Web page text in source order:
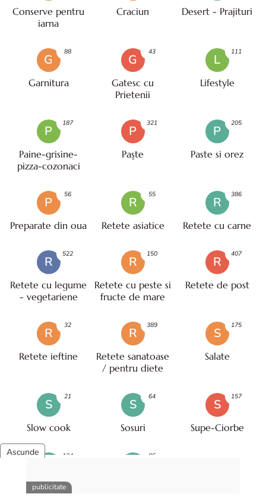
Conserve pentru
iarna
Craciun Desert - Prajituri
G
Garnitura
88
G
Gatesc cu
Prietenii
43
L
Lifestyle
111
P
Paine-grisine-
pizza-cozonaci
187
P
Paşte
321
P
Paste si orez
205
P
Preparate din oua
56
R
Retete asiatice
55
R
Retete cu carne
386
R
Retete cu legume
- vegetariene
522
R
Retete cu peste si
fructe de mare
150
R
Retete de post
407
R
Retete ieftine
32
R
Retete sanatoase
/ pentru diete
389
S
Salate
175
S
Slow cook
21
S
Sosuri
64
S
Supe-Ciorbe
157
Utile pentru tine,
134 85